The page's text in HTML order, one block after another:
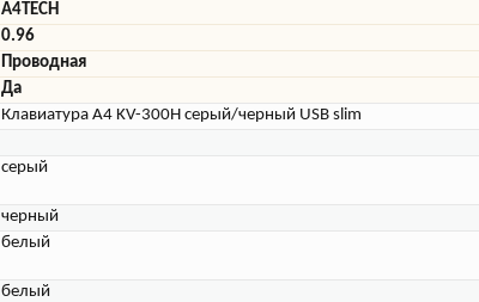
A4TECH
0.96
Проводная
Да
Клавиатура A4 KV-300H серый/черный USB slim
серый
черный
белый
белый